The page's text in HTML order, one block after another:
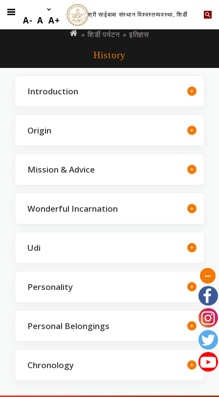
to
A- A A+ श्री साईबाबा संस्थान विश्वस्तव्यवस्था, शिर्डी
are
»शिर्डी पर्यटन » इतिहास
History
Introduction
Origin
Mission & Advice
Wonderful Incarnation
Udi
Personality
Personal Belongings
Chronology